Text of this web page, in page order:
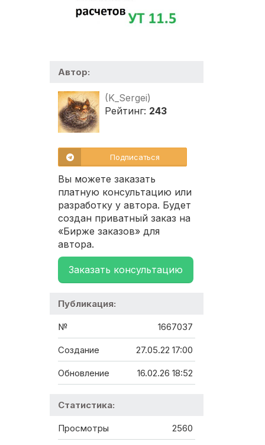
Автор:
(K_Sergei)
Рейтинг: 243
Подписаться
Вы можете заказать
платную консультацию или
разработку у автора. Будет
создан приватный заказ на
«Бирже заказов» для
автора.
Заказать консультацию
Публикация:
№ 1667037
Создание 27.05.22 17:00
Обновление 16.02.26 18:52
Статистика:
Просмотры 2560